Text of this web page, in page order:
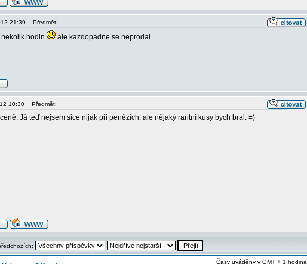
21:39 Předmět:
hodin ale kazdopadne se neprodal.
10:30 Předmět:
Já teď nejsem sice nijak při penězích, ale nějaký raritní kusy bych bral. =)
Časy uváděny v GMT + 1 hodina